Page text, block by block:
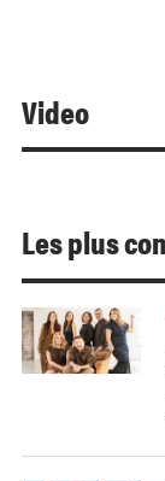
Video
Les plus